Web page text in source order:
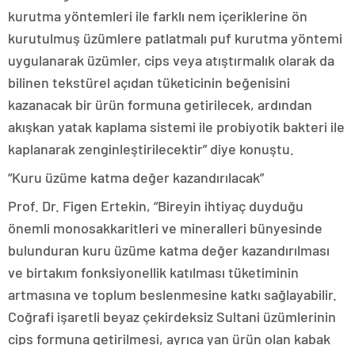
kurutma yöntemleri ile farklı nem içeriklerine ön
kurutulmuş üzümlere patlatmalı puf kurutma yöntemi
uygulanarak üzümler, cips veya atıştırmalık olarak da
bilinen tekstürel açıdan tüketicinin beğenisini
kazanacak bir ürün formuna getirilecek, ardından
akışkan yatak kaplama sistemi ile probiyotik bakteri ile
kaplanarak zenginleştirilecektir” diye konuştu.
“Kuru üzüme katma değer kazandırılacak”
Prof. Dr. Figen Ertekin, “Bireyin ihtiyaç duyduğu
önemli monosakkaritleri ve mineralleri bünyesinde
bulunduran kuru üzüme katma değer kazandırılması
ve birtakım fonksiyonellik katılması tüketiminin
artmasına ve toplum beslenmesine katkı sağlayabilir.
Coğrafi işaretli beyaz çekirdeksiz Sultani üzümlerinin
cips formuna getirilmesi, ayrıca yan ürün olan kabak